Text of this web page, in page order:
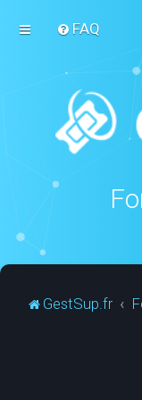
FAQ
GestSup.fr